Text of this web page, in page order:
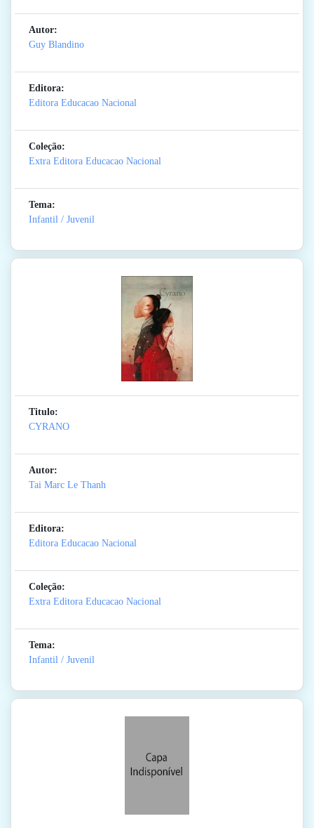
Autor:
Guy Blandino
Editora:
Editora Educacao Nacional
Coleção:
Extra Editora Educacao Nacional
Tema:
Infantil / Juvenil
Titulo:
CYRANO
Autor:
Tai Marc Le Thanh
Editora:
Editora Educacao Nacional
Coleção:
Extra Editora Educacao Nacional
Tema:
Infantil / Juvenil